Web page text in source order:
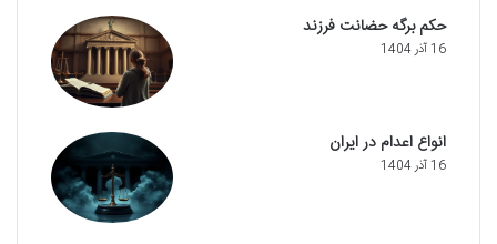
حکم برگه حضانت فرزند
16 آذر 1404
انواع اعدام در ایران
16 آذر 1404